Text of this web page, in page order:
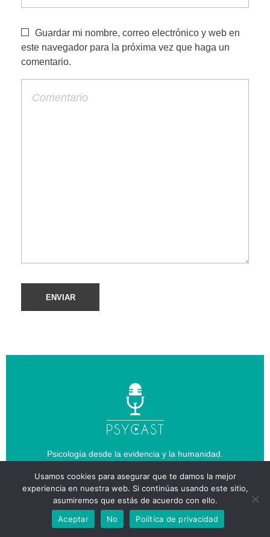
Guardar mi nombre, correo electrónico y web en
este navegador para la próxima vez que haga un
comentario.
Psicología desde la evidencia y la humanidad.
Contacto
Tel:+34 657 041 297
Email:
info@psycast.es
Usamos cookies para asegurar que te damos la mejor
experiencia en nuestra web. Si continúas usando este sitio,
asumiremos que estás de acuerdo con ello.
Aceptar
No Política de privacidad